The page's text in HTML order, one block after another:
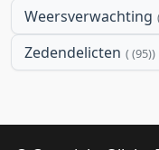
Weersverwachting
Zedendelicten (95)